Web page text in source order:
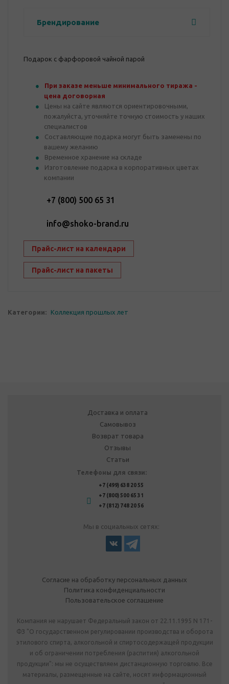
Брендирование
Подарок с фарфоровой чайной парой
При заказе меньше минимального тиража -
цена договорная
Цены на сайте являются ориентировочными,
пожалуйста, уточняйте точную стоимость у наших
специалистов
Составляющие подарка могут быть заменены по
вашему желанию
Временное хранение на складе
Изготовление подарка в корпоративных цветах
компании
+7 (800) 500 65 31
info@shoko-brand.ru
Прайс-лист на календари
Прайс-лист на пакеты
Категории: Коллекция прошлых лет
Доставка и оплата
Самовывоз
Возврат товара
Отзывы
Статьи
Телефоны для связи:
+7 (499) 638 20 55
+7 (800) 500 65 31
+7 (812) 748 20 56
Мы в социальных сетях:
Согласие на обработку персональных данных
Политика конфиденциальности
Пользовательское соглашение
Компания не нарушает Федеральный закон от 22.11.1995 N 171-
ФЗ "О государственном регулировании производства и оборота
этилового спирта, алкогольной и спиртосодержащей продукции
и об ограничении потребления (распития) алкогольной
продукции": мы не осуществляем дистанционную торговлю. Все
материалы, размещенные на сайте, носят информационный